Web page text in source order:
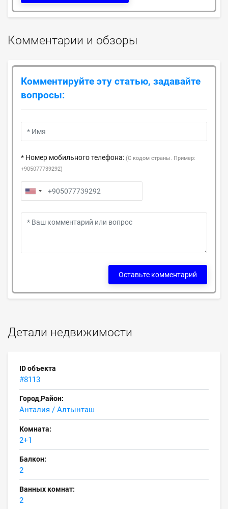
Детали недвижимости
ID объекта
#8113
Город,Район:
Анталия / Алтынташ
Комната:
2+1
Балкон:
2
Ванных комнат:
2
Комментарии и обзоры
Комментируйте эту статью, задавайте
вопросы:
* Номер мобильного телефона: (С кодом страны. Пример:
+905077739292)
Оставьте комментарий